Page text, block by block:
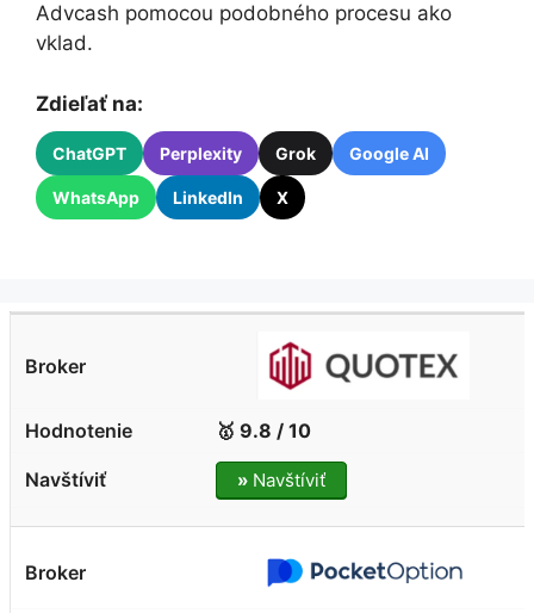
Advcash pomocou podobného procesu ako
vklad.
Zdieľať na:
ChatGPT Perplexity Grok Google AI
WhatsApp LinkedIn X
🥇 9.8 / 10
»Navštíviť